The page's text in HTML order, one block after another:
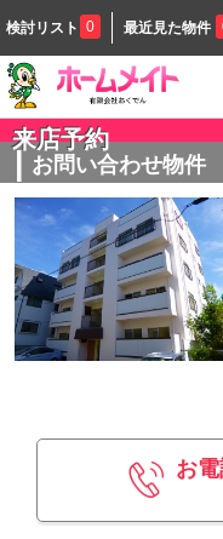
検討リスト 0 最近見た物件
来店予約
お問い合わせ物件
お